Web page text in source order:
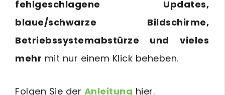
fehlgeschlagene Updates,
blaue/schwarze Bildschirme,
Betriebssystemabstürze und vieles
mehr mit nur einem Klick beheben.
Folgen Sie der Anleitung hier.